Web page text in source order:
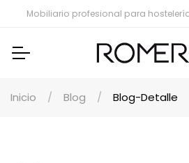
Mobiliario profesional para
Inicio Blog Blog-Detalle